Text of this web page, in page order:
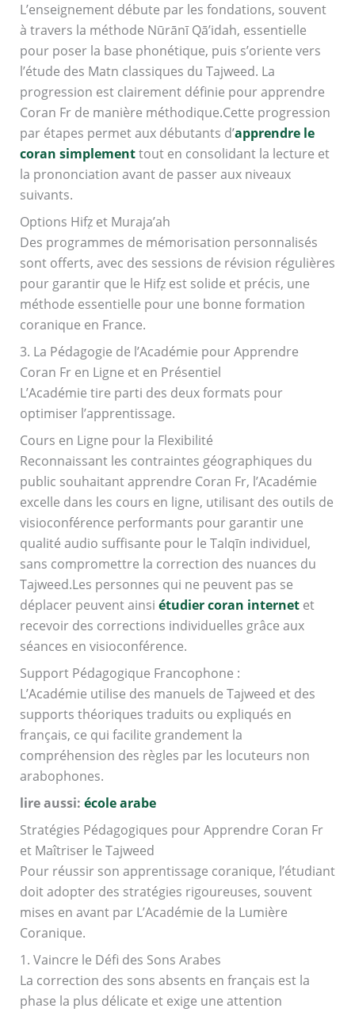
L’enseignement débute par les fondations, souvent
à travers la méthode Nūrānī Qā’idah, essentielle
pour poser la base phonétique, puis s’oriente vers
l’étude des Matn classiques du Tajweed. La
progression est clairement définie pour apprendre
Coran Fr de manière méthodique.Cette progression
par étapes permet aux débutants d’apprendre le
coran simplementtout en consolidant la lecture et
la prononciation avant de passer aux niveaux
suivants.
Options Hifẓ et Muraja’ah
Des programmes de mémorisation personnalisés
sont offerts, avec des sessions de révision régulières
pour garantir que le Hifẓ est solide et précis, une
méthode essentielle pour une bonne formation
coranique en France.
3. La Pédagogie de l’Académie pour Apprendre
Coran Fr en Ligne et en Présentiel
L’Académie tire parti des deux formats pour
optimiser l’apprentissage.
Cours en Ligne pour la Flexibilité
Reconnaissant les contraintes géographiques du
public souhaitant apprendre Coran Fr, l’Académie
excelle dans les cours en ligne, utilisant des outils de
visioconférence performants pour garantir une
qualité audio suffisante pour le Talqīn individuel,
sans compromettre la correction des nuances du
Tajweed.Les personnes qui ne peuvent pas se
déplacer peuvent ainsi étudier coran internetet
recevoir des corrections individuelles grâce aux
séances en visioconférence.
Support Pédagogique Francophone :
L’Académie utilise des manuels de Tajweed et des
supports théoriques traduits ou expliqués en
français, ce qui facilite grandement la
compréhension des règles par les locuteurs non
arabophones.
lire aussi: école arabe
Stratégies Pédagogiques pour Apprendre Coran Fr
et Maîtriser le Tajweed
Pour réussir son apprentissage coranique, l’étudiant
doit adopter des stratégies rigoureuses, souvent
mises en avant par L’Académie de la Lumière
Coranique.
1. Vaincre le Défi des Sons Arabes
La correction des sons absents en français est la
phase la plus délicate et exige une attention